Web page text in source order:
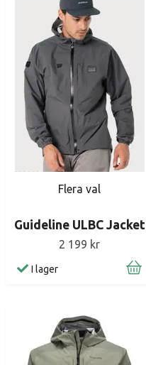
Flera val
Guideline ULBC Jacket
2 199 kr
I lager